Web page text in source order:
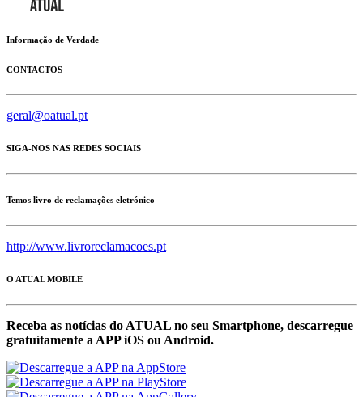
Informação de Verdade
CONTACTOS
geral@oatual.pt
SIGA-NOS NAS REDES SOCIAIS
Temos livro de reclamações eletrónico
http://www.livroreclamacoes.pt
O ATUAL MOBILE
Receba as notícias do ATUAL no seu Smartphone, descarregue
gratuítamente a APP iOS ou Android.